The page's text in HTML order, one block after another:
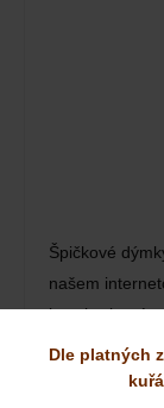
Špičkové
našem
kousky, které
unikátní
v rozhovoru
Dle platných